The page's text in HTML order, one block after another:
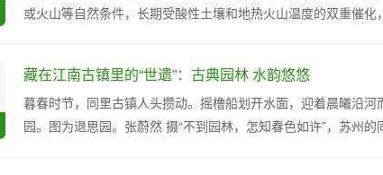
或火山等自然条件，长期受酸性土壤和地热火山温度的双重催化
藏在江南古镇里的“世遗”：古典园林 水韵悠悠
暮春时节，同里古镇人头攒动。摇橹船划开水面，迎着晨曦沿
园。图为退思园。张蔚然 摄“不到园林，怎知春色如许”，苏州的